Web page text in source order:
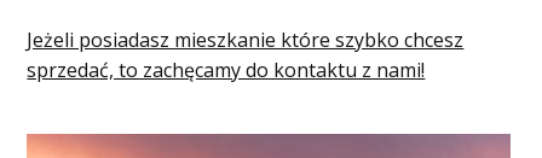
Jeżeli posiadasz mieszkanie które szybko chcesz
sprzedać, to zachęcamy do kontaktu z nami!